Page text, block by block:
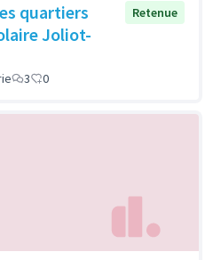
quartiers
Joliot-
Retenue
3 0